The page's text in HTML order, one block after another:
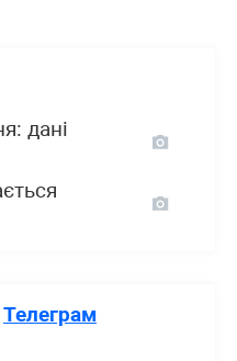
дані
Телеграм